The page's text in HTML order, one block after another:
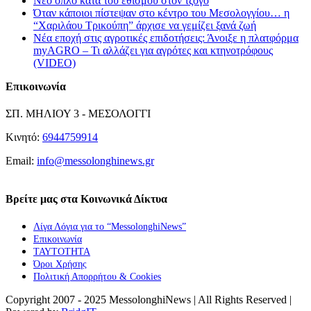
Όταν κάποιοι πίστεψαν στο κέντρο του Μεσολογγίου… η
“Χαριλάου Τρικούπη” άρχισε να γεμίζει ξανά ζωή
Νέα εποχή στις αγροτικές επιδοτήσεις: Άνοιξε η πλατφόρμα
myAGRO – Τι αλλάζει για αγρότες και κτηνοτρόφους
(VIDEO)
Επικοινωνία
ΣΠ. ΜΗΛΙΟΥ 3 - ΜΕΣΟΛΟΓΓΙ
Κινητό: 6944759914
Email: info@messolonghinews.gr
Βρείτε μας στα Κοινωνικά Δίκτυα
Λίγα Λόγια για το “MessolonghiNews”
Επικοινωνία
ΤΑΥΤΟΤΗΤΑ
Όροι Χρήσης
Πολιτική Απορρήτου & Cookies
Copyright 2007 - 2025 MessolonghiNews | All Rights Reserved |